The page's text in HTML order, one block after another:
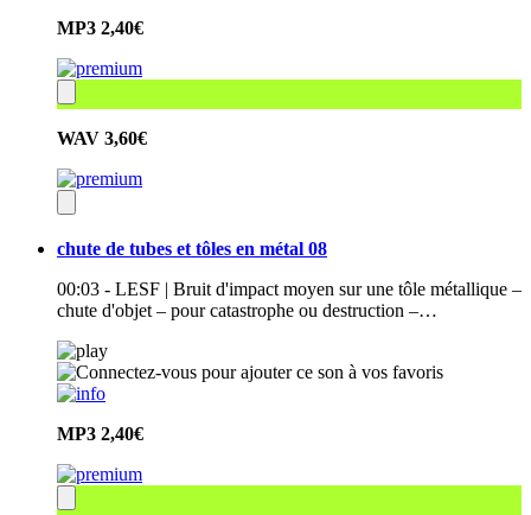
MP3 2,40€
WAV 3,60€
chute de tubes et tôles en métal 08
00:03 - LESF | Bruit d'impact moyen sur une tôle métallique –
chute d'objet – pour catastrophe ou destruction –…
MP3 2,40€